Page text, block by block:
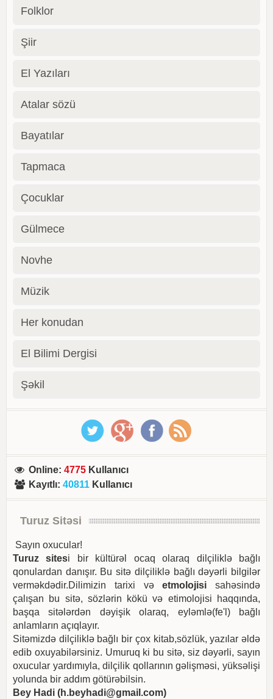
Folklor
Şiir
El Yazıları
Atalar sözü
Bayatılar
Tapmaca
Çocuklar
Gülmece
Novhe
Müzik
Her konudan
El Bilimi Dergisi
Şəkil
Online:4775 Kullanıcı
Kayıtlı:40811 Kullanıcı
Turuz Sitəsi
Sayın oxucular!
Turuz sitesi bir kültürəl ocaq olaraq dilçiliklə bağlı
qonulardan danışır. Bu sitə dilçiliklə bağlı dəyərli bilgilər
verməkdədir.Dilimizin tarixi vəetmolojisi sahəsində
çalışan bu sitə, sözlərin kökü və etimolojisi haqqında,
başqa sitələrdən dəyişik olaraq, eyləmlə(fe'l) bağlı
anlamların açıqlayır.
Sitəmizdə dilçiliklə bağlı bir çox kitab,sözlük, yazılar əldə
edib oxuyabilərsiniz. Umuruq ki bu sitə, siz dəyərli, sayın
oxucular yardımıyla, dilçilik qollarının gəlişməsi, yüksəlişi
yolunda bir addım götürəbilsin.
Bey Hadi (h.beyhadi@gmail.com)